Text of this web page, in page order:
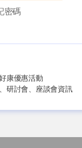
密碼
康優惠活動
研討會、座談會資訊